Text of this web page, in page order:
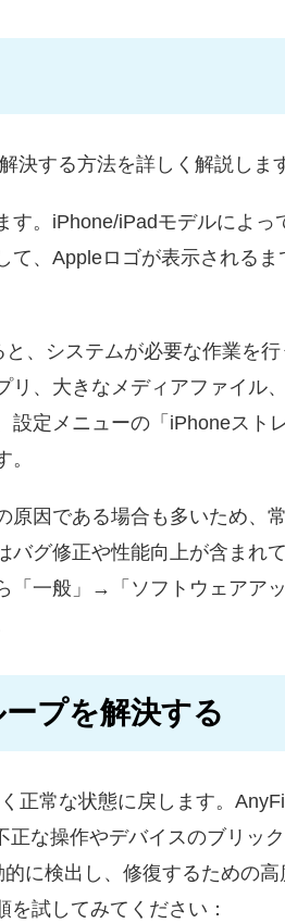
決する方法を詳しく解説しま
。iPhone/iPadモデルによっ
、Appleロゴが表示されるま
、システムが必要な作業を
、大きなメディアファイル
定メニューの「iPhoneスト
因である場合も多いため、
グ修正や性能向上が含まれ
「一般」→「ソフトウェアア
プを解決する
正常な状態に戻します。
な操作やデバイスのブリッ
に検出し、修復するための
試してみてください：